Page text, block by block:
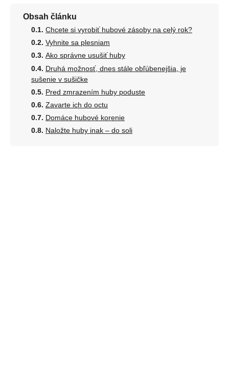
Obsah článku
Chcete si vyrobiť hubové zásoby na celý rok?
Vyhnite sa plesniam
Ako správne usušiť huby
Druhá možnosť, dnes stále obľúbenejšia, je
sušenie v sušičke
Pred zmrazením huby poduste
Zavarte ich do octu
Domáce hubové korenie
Naložte huby inak – do soli